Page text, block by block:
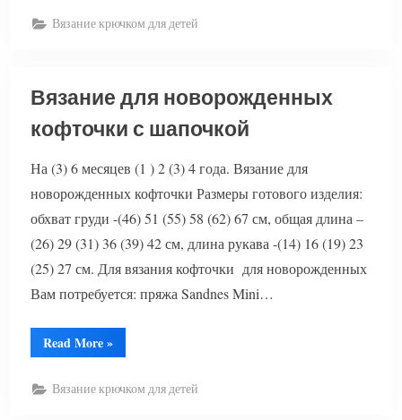
Вязание крючком для детей
Вязание для новорожденных
кофточки с шапочкой
На (3) 6 месяцев (1 ) 2 (3) 4 года. Вязание для
новорожденных кофточки Размеры готового изделия:
обхват груди -(46) 51 (55) 58 (62) 67 см, общая длина –
(26) 29 (31) 36 (39) 42 см, длина рукава -(14) 16 (19) 23
(25) 27 см. Для вязания кофточки для новорожденных
Вам потребуется: пряжа Sandnes Mini…
Read More“Вязание
для
с
»
Вязание крючком для детей